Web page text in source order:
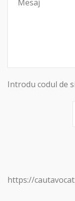
Introdu codul de
https://